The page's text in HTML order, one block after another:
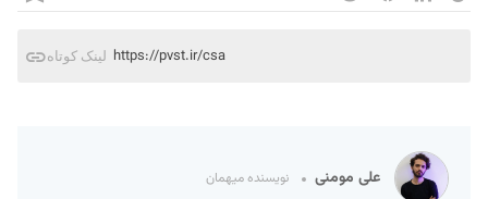
لینک کوتاه https://pvst.ir/csa
علی مومنی نویسنده میهمان